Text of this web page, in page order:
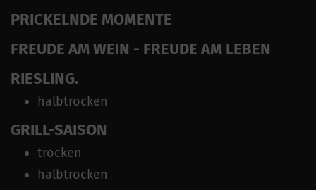
PRICKELNDE MOMENTE
FREUDE AM WEIN - FREUDE AM LEBEN
RIESLING.
halbtrocken
GRILL-SAISON
trocken
halbtrocken